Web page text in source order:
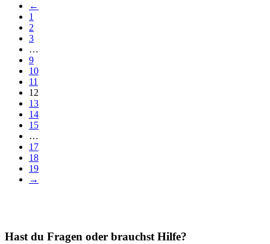
←
1
2
3
…
9
10
11
12
13
14
15
…
17
18
19
→
Hast du Fragen oder brauchst Hilfe?